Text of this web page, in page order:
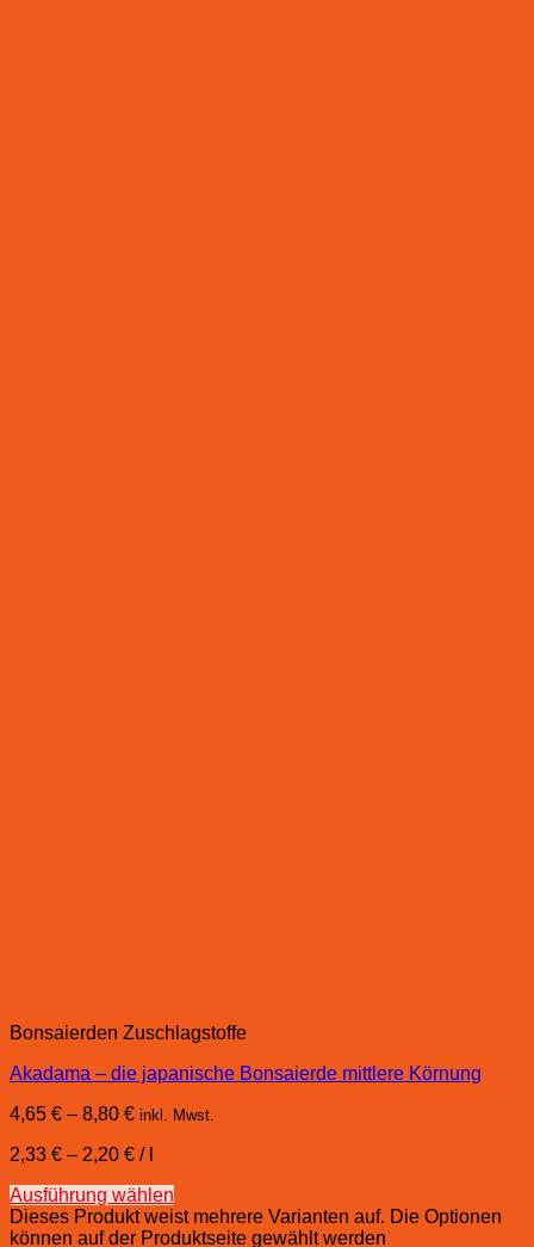
Bonsaierden Zuschlagstoffe
Akadama – die japanische Bonsaierde mittlere Körnung
4,65 € – 8,80 € inkl. Mwst.
2,33 € – 2,20 € /
Ausführung wählen
Dieses Produkt weist mehrere Varianten auf. Die Optionen
können auf der Produktseite gewählt werden